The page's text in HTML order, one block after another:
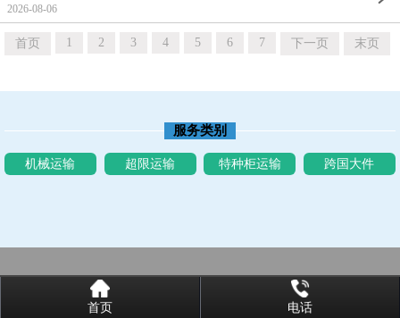
2026-08-06
首页 1 2 3 4 5 6 7 下一页 末页
服务类别
机械运输 超限运输 特种柜运输 跨国大件
首页 电话